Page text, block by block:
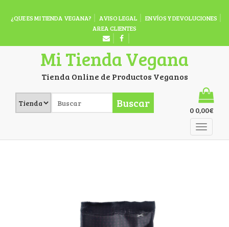
¿QUE ES MI TIENDA VEGANA? AVISO LEGAL
ENVÍOS Y DEVOLUCIONES
AREA CLIENTES
Mi Tienda Vegana
Tienda Online de Productos Veganos
Buscar
0 0,00€